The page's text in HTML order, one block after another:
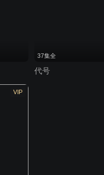
37集全
代号
VIP